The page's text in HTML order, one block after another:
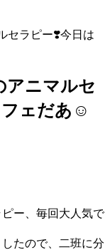
セラピー❣️今日は
アニマルセ
フェだあ☺️
ー、毎回大人気で
たので、二班に分